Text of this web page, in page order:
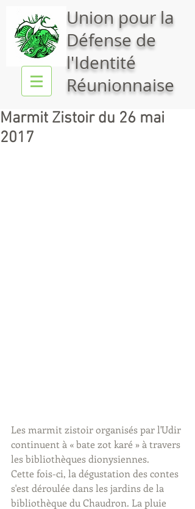
Union pour la
Défense de
l'Identité
Réunionnaise
Marmit Zistoir du 26 mai
2017
Les marmit zistoir organisés par l'Udir
continuent à « bate zot karé » à travers
les bibliothèques dionysiennes.
Cette fois-ci, la dégustation des contes
s'est déroulée dans les jardins de la
bibliothèque du Chaudron. La pluie